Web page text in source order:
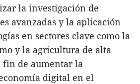
la investigación de
avanzadas y la aplicación
en sectores clave como la
y la agricultura de alta
fin de aumentar la
digital en el